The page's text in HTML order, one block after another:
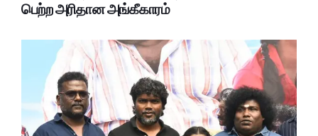
பெற்ற அரிதான அங்கீகாரம்